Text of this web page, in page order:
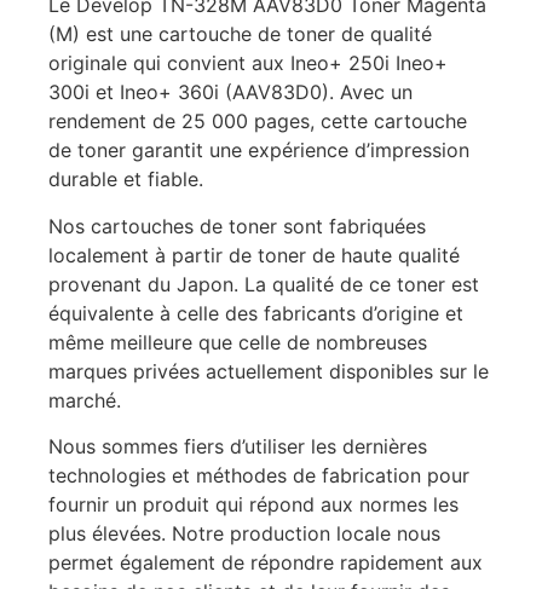
Le Develop TN-328M AAV83D0 Toner Magenta
(M) est une cartouche de toner de qualité
originale qui convient aux Ineo+ 250i Ineo+
300i et Ineo+ 360i (AAV83D0). Avec un
rendement de 25 000 pages, cette cartouche
de toner garantit une expérience d’impression
durable et fiable.
Nos cartouches de toner sont fabriquées
localement à partir de toner de haute qualité
provenant du Japon. La qualité de ce toner est
équivalente à celle des fabricants d’origine et
même meilleure que celle de nombreuses
marques privées actuellement disponibles sur le
marché.
Nous sommes fiers d’utiliser les dernières
technologies et méthodes de fabrication pour
fournir un produit qui répond aux normes les
plus élevées. Notre production locale nous
permet également de répondre rapidement aux